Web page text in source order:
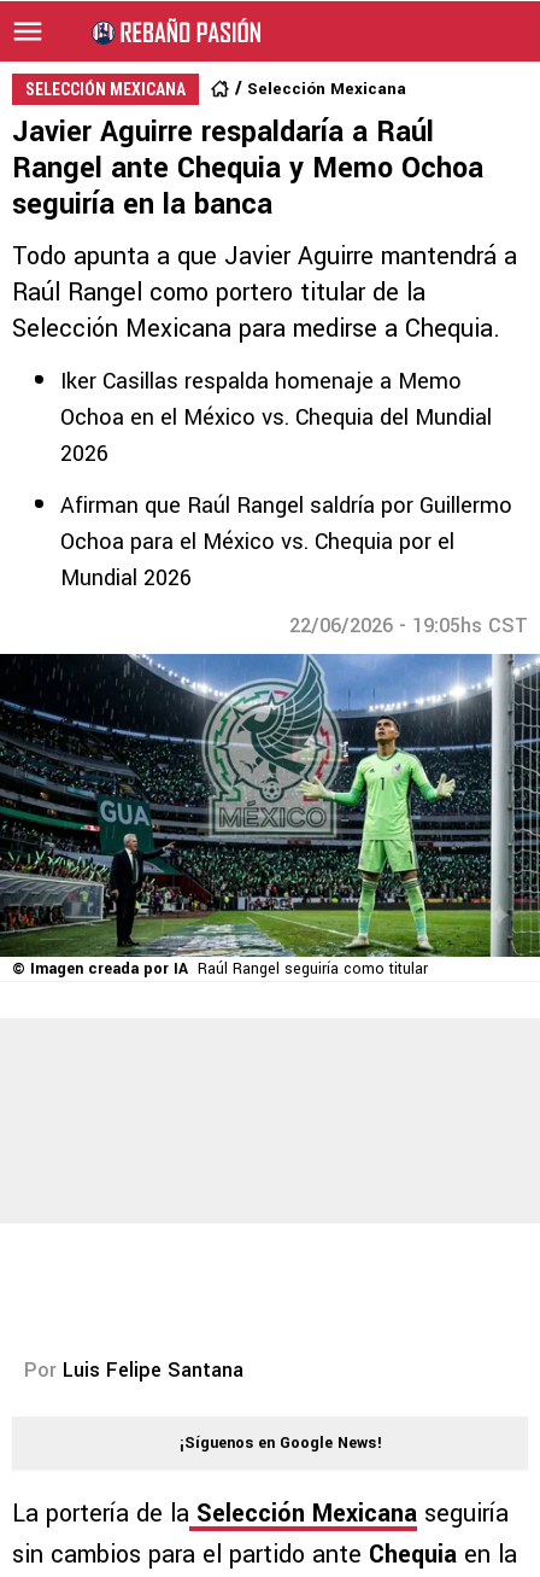
SELECCIÓN MEXICANA Selección Mexicana
Javier Aguirre respaldaría a Raúl
Rangel ante Chequia y Memo Ochoa
seguiría en la banca
Todo apunta a que Javier Aguirre mantendrá a
Raúl Rangel como portero titular de la
Selección Mexicana para medirse a Chequia.
Iker Casillas respalda homenaje a Memo
Ochoa en el México vs. Chequia del Mundial
2026
Afirman que Raúl Rangel saldría por Guillermo
Ochoa para el México vs. Chequia por el
Mundial 2026
22/06/2026 - 19:05hs CST
© Imagen creada por IA Raúl Rangel seguiría como titular
Por Luis Felipe Santana
¡Síguenos en Google News!
La portería de la Selección Mexicana seguiría
sin cambios para el partido ante Chequia en la